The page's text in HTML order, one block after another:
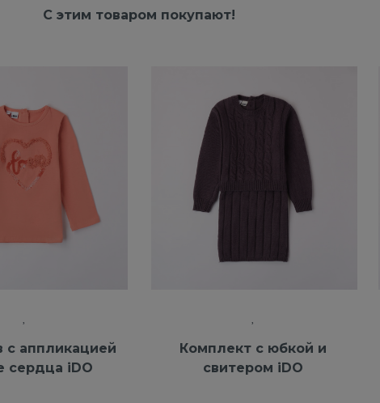
С этим товаром покупают!
с аппликацией
сердца iDO
Комплект с юбкой и
свитером iDO